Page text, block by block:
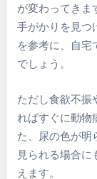
が変わってきま
手がかりを見つ
を参考に、自宅
でしょう。
ただし食欲不振
ればすぐに動物
た、尿の色が明
見られる場合
えます。